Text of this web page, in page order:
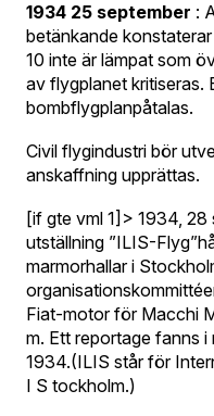
1934 25 september :
betänkande
10 inte är lämpat som
av flygplanet kritiseras.
bombflygplanpåtalas.
Civil flygindustri bör
anskaffning upprättas.
[if gte vml 1]> 1934,
utställning ”ILIS-
marmorhallar i
Fiat-motor för Macchi
m. Ett reportage fanns i
1934.(ILIS står för
I S tockholm.)